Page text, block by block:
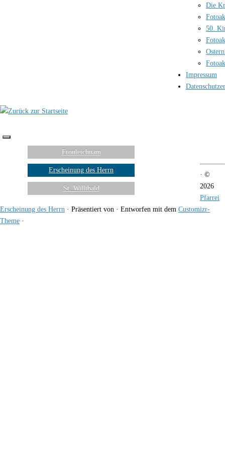
Die
50.
Impressum
Fronleichnam
Erscheinung des Herrn
St. Willibald
·©
2026
Pfarrei
Erscheinung des Herrn · Präsentiert von · Entworfen mit dem Customizr-
Theme ·